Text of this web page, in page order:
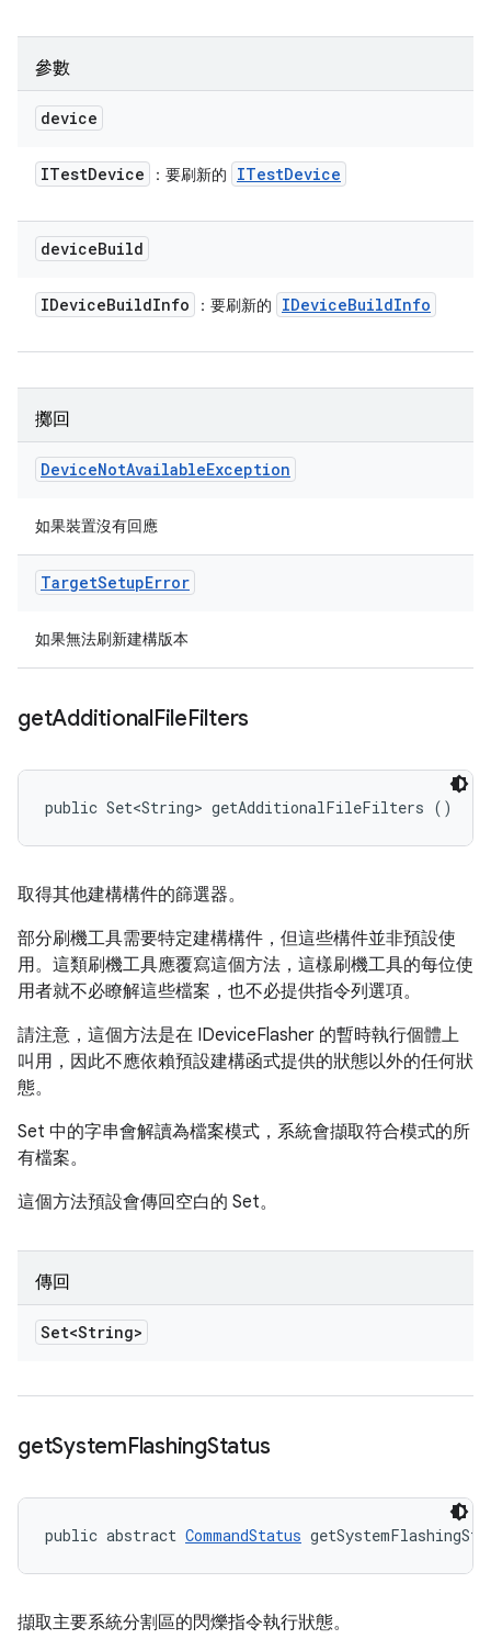
參數
device
ITestDevice ：要刷新的 ITestDevice
deviceBuild
IDeviceBuildInfo ：要刷新的 IDeviceBuildInfo
擲回
DeviceNotAvailableException
如果裝置沒有回應
TargetSetupError
如果無法刷新建構版本
getAdditionalFileFilters
public Set<String> getAdditionalFileFilters ()
取得其他建構構件的篩選器。
部分刷機工具需要特定建構構件，但這些構件並非預設使
用。這類刷機工具應覆寫這個方法，這樣刷機工具的每位使
用者就不必瞭解這些檔案，也不必提供指令列選項。
請注意，這個方法是在 IDeviceFlasher 的暫時執行個體上
叫用，因此不應依賴預設建構函式提供的狀態以外的任何狀
態。
Set 中的字串會解讀為檔案模式，系統會擷取符合模式的所
有檔案。
這個方法預設會傳回空白的 Set。
傳回
Set<String>
getSystemFlashingStatus
public abstract CommandStatus
擷取主要系統分割區的閃爍指令執行狀態。